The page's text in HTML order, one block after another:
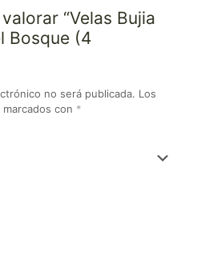
“Velas Bujia
Bosque (4
no será publicada. Los
con *